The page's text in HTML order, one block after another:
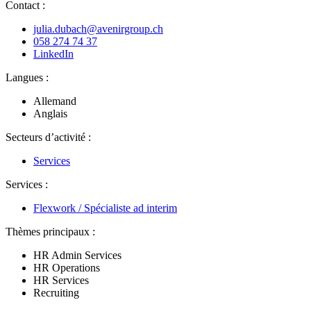
Contact :
julia.dubach@avenirgroup.ch
058 274 74 37
LinkedIn
Langues :
Allemand
Anglais
Secteurs d’activité :
Services
Services :
Flexwork / Spécialiste ad interim
Thèmes principaux :
HR Admin Services
HR Operations
HR Services
Recruiting